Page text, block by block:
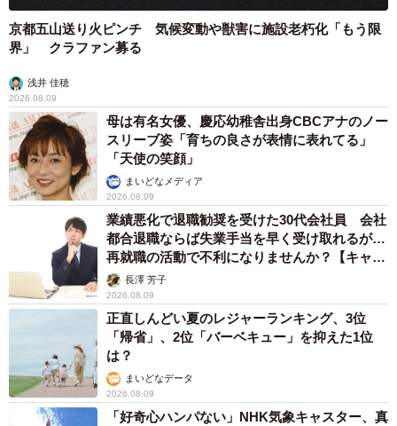
千葉市内でも稲毛区や花見川区の北の方は、今でも千葉線
京成沿線の名所「谷津遊園」
京成千葉線で忘れてはならないのが、我々世代の千葉市民
の思い出の地「谷津遊園」です。谷津遊園はバラ園が有名
で、私が幼稚園の時は毎年春秋2回遠足で行っていました。
夏はプール、冬はスケートリンクもありかなり賑わってい
ましたが、京成がディズニーランドに出資する為に泣く泣
く売却され、閉園となってしまいました。余談ですが、谷
津には読売巨人軍発祥の地の碑があります。近くにお立ち
よりの際は探してみてくださいね。
あこがれの「スカイライナー」
千葉県、特に千葉市の運輸に多大なる貢献をしている京成
京都五山送り火ピンチ 気候変動や獣害に施設老朽化「もう限
界」 クラファン募る
浅井 佳穂
2026.08.09
母は有名女優、慶応幼稚舎出身CBCアナのノー
スリーブ姿「育ちの良さが表情に表れてる」
「天使の笑顔」
まいどなメディア
2026.08.09
業績悪化で退職勧奨を受けた30代会社員 会社
都合退職ならば失業手当を早く受け取れるが…
再就職の活動で不利になりませんか？【キャリ
アカウンセラーが解説】
長澤 芳子
2026.08.09
正直しんどい夏のレジャーランキング、3位
「帰省」、2位「バーベキュー」を抑えた1位
は？
まいどなデータ
2026.08.09
「好奇心ハンパない」NHK気象キャスター、真